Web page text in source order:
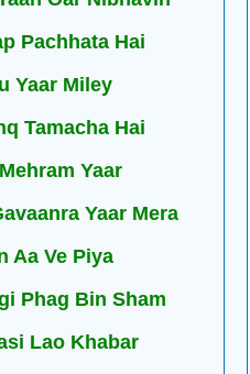
Pachhata Hai
Yaar Miley
Tamacha Hai
Yaar
Yaar Mera
Aa Ve Piya
Phag Bin Sham
Lao Khabar